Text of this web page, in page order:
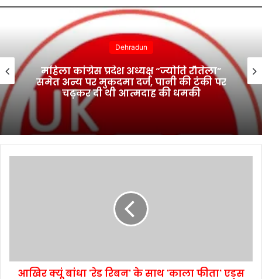
Dehradun
महिला कांग्रेस प्रदेश अध्यक्ष “ज्योति रौतेला”
समेत अन्य पर मुकदमा दर्ज, पानी की टंकी पर
चढ़कर दी थी आत्मदाह की धमकी
आखिर क्यूं बांधा 'रेड रिबन' के साथ 'काला फीता' एड्स